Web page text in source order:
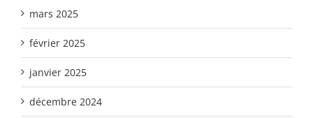
mars 2025
février 2025
janvier 2025
décembre 2024